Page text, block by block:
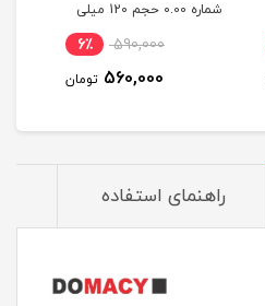
شماره 0.00 حجم 120 میلی
590,000 6٪
560,000 تومان
راهنمای استفاده